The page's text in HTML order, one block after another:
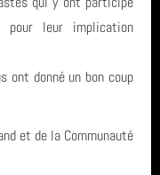
pour leur implication
ont donné un bon coup
et de la Communauté